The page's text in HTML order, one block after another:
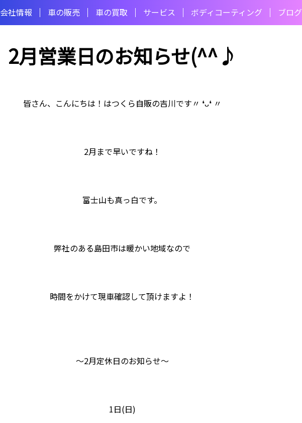
会社情報 ⾞の販売 ⾞の買取 サービス ボディコーティング ブログ
2月営業日のお知らせ(^^♪
皆さん、こんにちは！はつくら自販の吉川です〃 ❛ᴗ❛ 〃
2月まで早いですね！
富士山も真っ白です。
弊社のある島田市は暖かい地域なので
時間をかけて現車確認して頂けますよ！
～2月定休日のお知らせ～
1日(日)